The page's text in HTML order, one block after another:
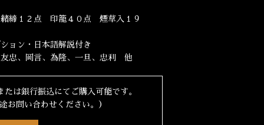
締１２点 印籠４０点 煙草入１９
ョン・日本語解説付き
忠、岡言、為隆、一旦、忠利 他
は銀行振込にてご購入可能です。
お問い合わせください。）